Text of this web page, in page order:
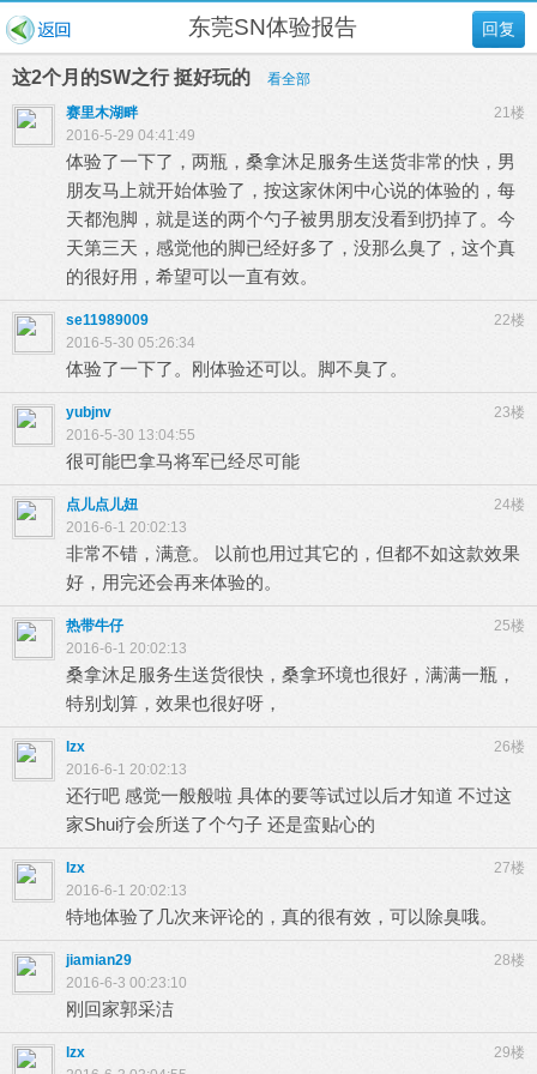
回复
东莞SN体验报告
这2个月的SW之行 挺好玩的
看全部
21楼
赛里木湖畔
2016-5-29 04:41:49
体验了一下了，两瓶，桑拿沐足服务生送货非常的快，男
朋友马上就开始体验了，按这家休闲中心说的体验的，每
天都泡脚，就是送的两个勺子被男朋友没看到扔掉了。今
天第三天，感觉他的脚已经好多了，没那么臭了，这个真
的很好用，希望可以一直有效。
22楼
se11989009
2016-5-30 05:26:34
体验了一下了。刚体验还可以。脚不臭了。
23楼
yubjnv
2016-5-30 13:04:55
很可能巴拿马将军已经尽可能
24楼
点儿点儿妞
2016-6-1 20:02:13
非常不错，满意。 以前也用过其它的，但都不如这款效果
好，用完还会再来体验的。
25楼
热带牛仔
2016-6-1 20:02:13
桑拿沐足服务生送货很快，桑拿环境也很好，满满一瓶，
特别划算，效果也很好呀，
26楼
lzx
2016-6-1 20:02:13
还行吧 感觉一般般啦 具体的要等试过以后才知道 不过这
家Shui疗会所送了个勺子 还是蛮贴心的
27楼
lzx
2016-6-1 20:02:13
特地体验了几次来评论的，真的很有效，可以除臭哦。
28楼
jiamian29
2016-6-3 00:23:10
刚回家郭采洁
29楼
lzx